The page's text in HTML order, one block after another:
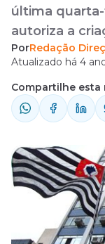
última quarta-
autoriza a
Tribunal
(concurso
destinadas
formação
PorRedação
Atualizado há 4
Compartilhe esta